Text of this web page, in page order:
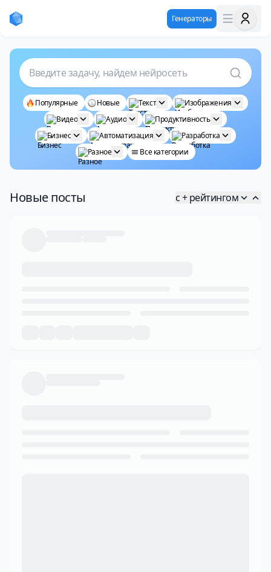
Генераторы
Введите задачу, найдем нейросеть
Популярные Новые Текст
Изображения
Видео
Аудио
Продуктивность
Бизнес
Автоматизация
Разработка
Разное
Все категории
Новые посты с + рейтингом